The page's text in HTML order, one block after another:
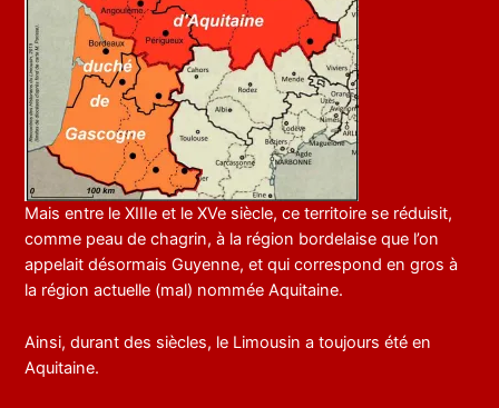
Mais entre le XIIIe et le XVe siècle, ce territoire se réduisit,
comme peau de chagrin, à la région bordelaise que l’on
appelait désormais Guyenne, et qui correspond en gros à
la région actuelle (mal) nommée Aquitaine.
Ainsi, durant des siècles, le Limousin a toujours été en
Aquitaine.